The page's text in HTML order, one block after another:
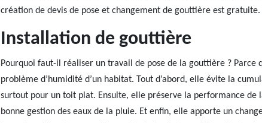
création de devis de pose et changement de gouttière est gratuite.
Installation de gouttière
Pourquoi faut-il réaliser un travail de pose de la gouttière ?
problème d’humidité d’un habitat. Tout d’abord, elle évite la
surtout pour un toit plat. Ensuite, elle préserve la performance de
bonne gestion des eaux de la pluie. Et enfin, elle apporte un